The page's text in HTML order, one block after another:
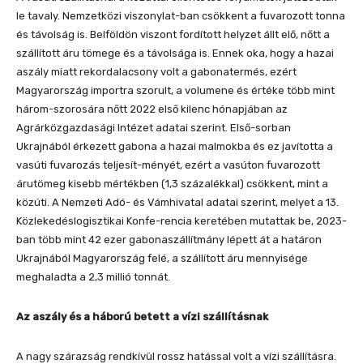
le tavaly. Nemzetközi viszonylat-ban csökkent a fuvarozott tonna
és távolság is. Belföldön viszont fordított helyzet állt elő, nőtt a
szállított áru tömege és a távolsága is. Ennek oka, hogy a hazai
aszály miatt rekordalacsony volt a gabonatermés, ezért
Magyarország importra szorult, a volumene és értéke több mint
három-szorosára nőtt 2022 első kilenc hónapjában az
Agrárközgazdasági Intézet adatai szerint. Első-sorban
Ukrajnából érkezett gabona a hazai malmokba és ez javította a
vasúti fuvarozás teljesít-ményét, ezért a vasúton fuvarozott
árutömeg kisebb mértékben (1,3 százalékkal) csökkent, mint a
közúti. A Nemzeti Adó- és Vámhivatal adatai szerint, melyet a 13.
Közlekedéslogisztikai Konfe-rencia keretében mutattak be, 2023-
ban több mint 42 ezer gabonaszállítmány lépett át a határon
Ukrajnából Magyarország felé, a szállított áru mennyisége
meghaladta a 2,3 millió tonnát.
Az aszály és a háború betett a vízi szállításnak
A nagy szárazság rendkívül rossz hatással volt a vízi szállításra.